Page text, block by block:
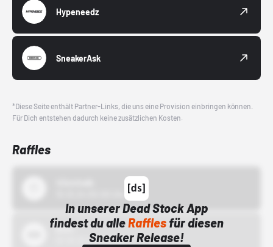
Hypeneedz
SneakerAsk
*Diese Seite enthält Partner-Links, die uns eine Provision einbringen können.
Für Dich entstehen dadurch keine zusätzlichen Kosten.
Raffles
In unserer Dead Stock App
findest du alleRafflesfür diesen
Sneaker Release!
Bstn
01.10.22 00:00 Uhr